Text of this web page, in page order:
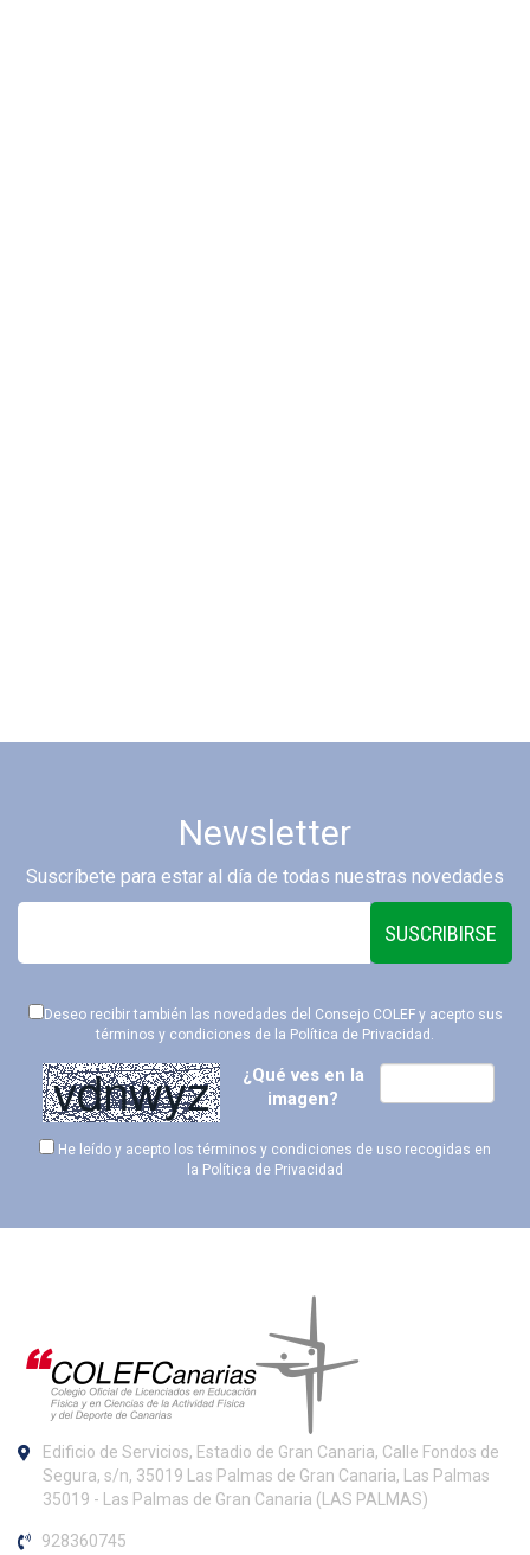
Newsletter
Suscríbete para estar al día de todas nuestras novedades
SUSCRIBIRSE
Deseo recibir también las novedades del Consejo COLEF y acepto sus
términos y condiciones de la Política de Privacidad .
¿Qué ves en la
imagen?
He leído y acepto los términos y condiciones de uso recogidas en
la Política de Privacidad
Edificio de Servicios, Estadio de Gran Canaria, Calle Fondos de
Segura, s/n, 35019 Las Palmas de Gran Canaria, Las Palmas
35019 - Las Palmas de Gran Canaria (LAS PALMAS)
928360745